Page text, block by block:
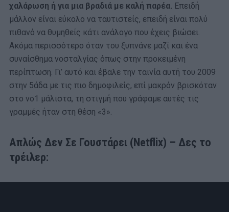
χαλάρωση ή για μια βραδιά με καλή παρέα. Επειδή
μάλλον είναι εύκολο να ταυτιστείς, επειδή είναι πολύ
πιθανό να θυμηθείς κάτι ανάλογο που έχεις βιώσει.
Ακόμα περισσότερο όταν του ξυπνάνε μαζί και ένα
συναίσθημα νοσταλγίας όπως στην προκειμένη
περίπτωση. Γι’ αυτό και έβαλε την ταινία αυτή του 2009
στην 5άδα με τις πιο δημοφιλείς, επί μακρόν βρισκόταν
στο νο1 μάλιστα, τη στιγμή που γράφαμε αυτές τις
γραμμές ήταν στη θέση «3».
Απλώς Δεν Σε Γουστάρει (Netflix) – Δες το
τρέιλερ: